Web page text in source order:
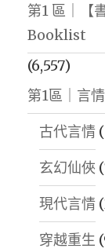
第1 區｜【
Booklist
(6,557)
第1區｜言
古代言情
玄幻仙俠
現代言情
穿越重生